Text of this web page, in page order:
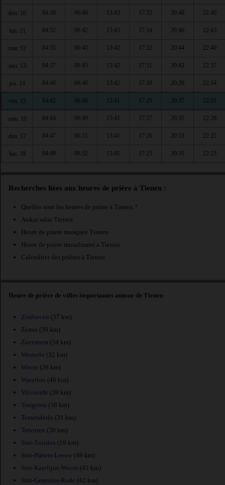
dim. 10 04:30 06:40 13:43 17:35 20:48 22:46
lun. 11 04:32 06:42 13:43 17:34 20:46 22:43
mar. 12 04:35 06:43 13:42 17:32 20:44 22:40
mer. 13 04:37 06:45 13:42 17:31 20:42 22:37
jeu. 14 04:40 06:46 13:42 17:30 20:39 22:34
ven. 15 04:42 06:48 13:41 17:29 20:37 22:31
sam. 16 04:44 06:49 13:41 17:27 20:35 22:28
dim. 17 04:47 06:51 13:41 17:26 20:33 22:25
lun. 18 04:49 06:52 13:41 17:25 20:31 22:23
Recherches liées aux heures de prière à Tienen :
Quelles sont les heures de prière à Tienen ?
Awkat salat Tienen
Heure de priere mosquee Tienen
Heure de priere musulmane à Tienen
Calendrier des prières à Tienen
Heure de prière de villes importantes autour de Tienen
Zonhoven (37 km)
Zemst (39 km)
Zaventem (34 km)
Westerlo (32 km)
Wavre (26 km)
Waterloo (40 km)
Vilvoorde (39 km)
Tongeren (38 km)
Tessenderlo (31 km)
Tervuren (30 km)
Sint-Truiden (18 km)
Sint-Pieters-Leeuw (49 km)
Sint-Katelijne-Waver (41 km)
Sint-Genesius-Rode (42 km)